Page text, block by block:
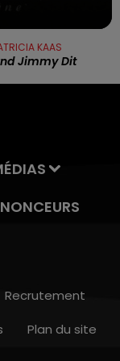
KAAS
Jimmy Dit
Recrutement
Plan du site